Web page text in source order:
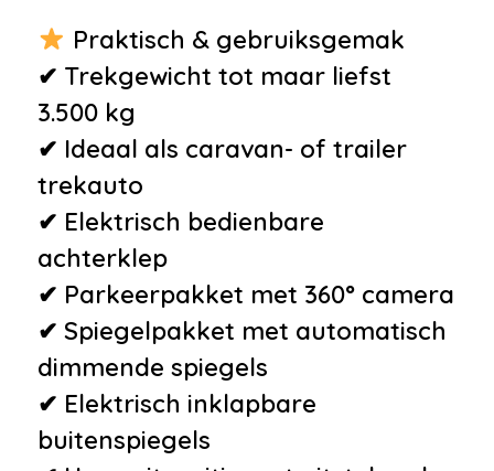
waarschuwing
•Achteruitrijcamera
Actieve parkeerassistent incl
PARKTRONIC
Adaptieve grootlichtassistent
plus
AIRMATIC-pakket
•Antidiefstalpakket
Bots herkenning systeem
COMAND Online
•Dashboard en bovenkant
portieren in lederlook ARTICO
•EASY PACK-achterklep met
Praktisch & gebruiksgemak
✔ Trekgewicht tot maar liefst
3.500 kg
✔ Ideaal als caravan- of trailer
trekauto
✔ Elektrisch bedienbare
achterklep
✔ Parkeerpakket met 360° camera
✔ Spiegelpakket met automatisch
dimmende spiegels
✔ Elektrisch inklapbare
buitenspiegels